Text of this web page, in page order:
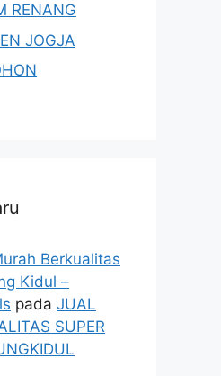
RENANG
JOGJA
Berkualitas
Kidul –
pada JUAL
SUPER